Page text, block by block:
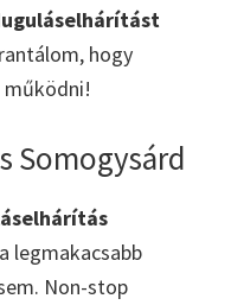
hogy
Somogysárd
legmakacsabb
Non-stop